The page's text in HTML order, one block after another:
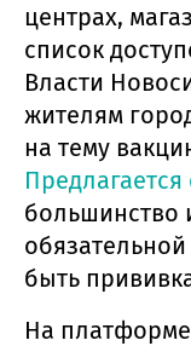
центрах,
список
Власти
жителям
на тему
большинство
быть
На